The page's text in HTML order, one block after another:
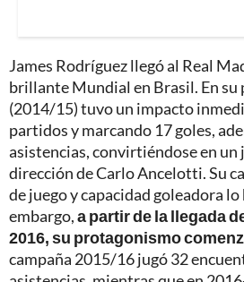
James Rodríguez llegó al Real
brillante Mundial en Brasil. En
(2014/15) tuvo un impacto
partidos y marcando 17 goles,
asistencias, convirtiéndose en un
dirección de Carlo Ancelotti. Su
de juego y capacidad goleadora
embargo,a partir de la llegada
2016, su protagonismo
campaña 2015/16 jugó 32